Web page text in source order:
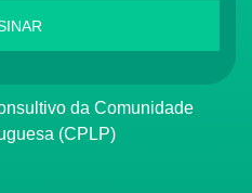
(CPLP)